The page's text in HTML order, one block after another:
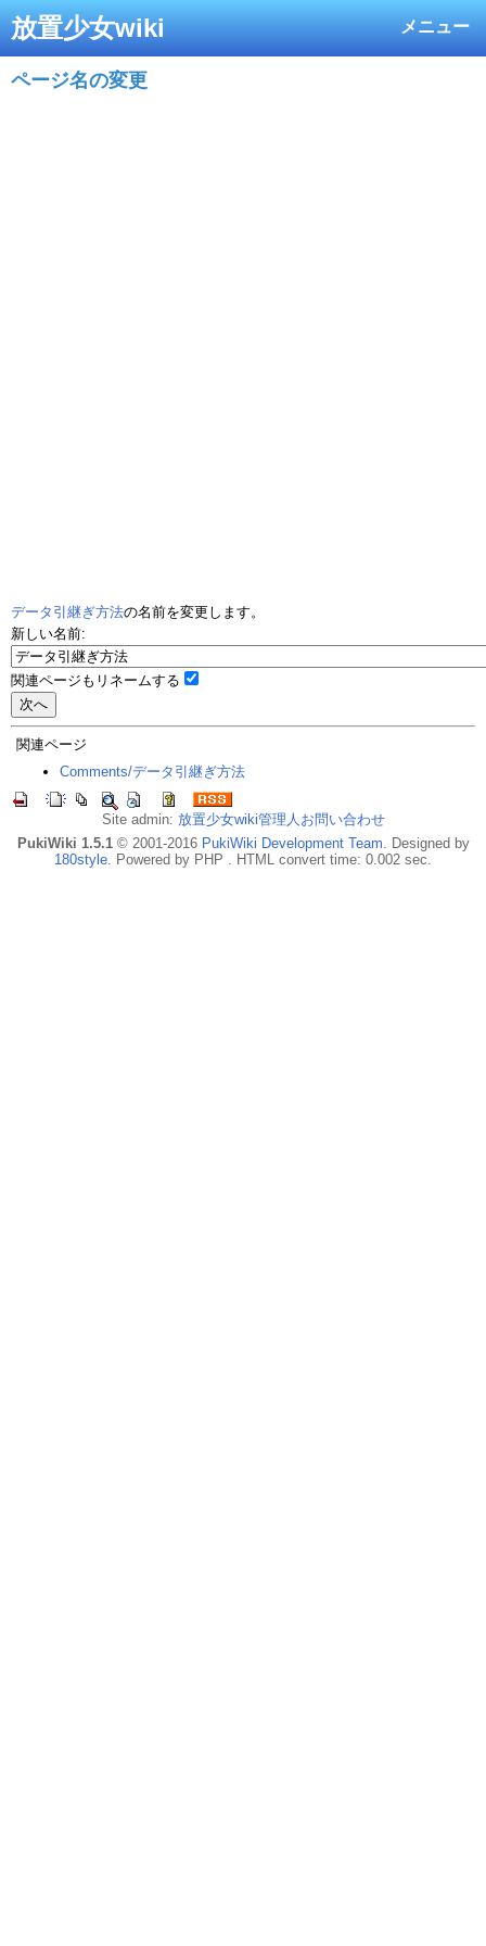
メニュー
放置少女wiki
ページ名の変更
データ引継ぎ方法の名前を変更します。
新しい名前:
関連ページもリネームする
関連ページ
Comments/データ引継ぎ方法
Site admin: 放置少女wiki管理人お問い合わせ
PukiWiki 1.5.1© 2001-2016 PukiWiki Development Team. Designed by
180style. Powered by PHP . HTML convert time: 0.002 sec.